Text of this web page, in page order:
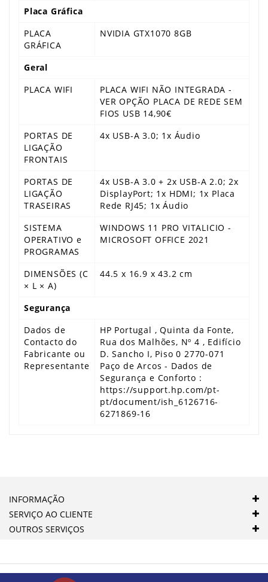
Placa Gráfica
PLACA
GRÁFICA
NVIDIA GTX1070 8GB
Geral
PLACA WIFI
PLACA WIFI NÃO INTEGRADA -
VER OPÇÃO PLACA DE REDE SEM
FIOS USB 14,90€
PORTAS DE
LIGAÇÃO
FRONTAIS
4x USB-A 3.0; 1x Áudio
PORTAS DE
LIGAÇÃO
TRASEIRAS
4x USB-A 3.0 + 2x USB-A 2.0; 2x
DisplayPort; 1x HDMI; 1x Placa
Rede RJ45; 1x Áudio
SISTEMA
OPERATIVO e
PROGRAMAS
WINDOWS 11 PRO VITALICIO -
MICROSOFT OFFICE 2021
DIMENSÕES (C
× L × A)
44.5 x 16.9 x 43.2 cm
Segurança
Dados de
Contacto do
Fabricante ou
Representante
HP Portugal , Quinta da Fonte,
Rua dos Malhões, Nº 4 , Edifício
D. Sancho I, Piso 0 2770-071
Paço de Arcos - Dados de
Segurança e Conforto :
https://support.hp.com/pt-
pt/document/ish_6126716-
6271869-16
INFORMAÇÃO
SERVIÇO AO CLIENTE
OUTROS SERVIÇOS